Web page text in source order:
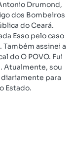
Drumond,
dos Bombeiros
do Ceará.
Esso pelo caso
Também assinei a
do O POVO. Fui
Atualmente, sou
para
Estado.